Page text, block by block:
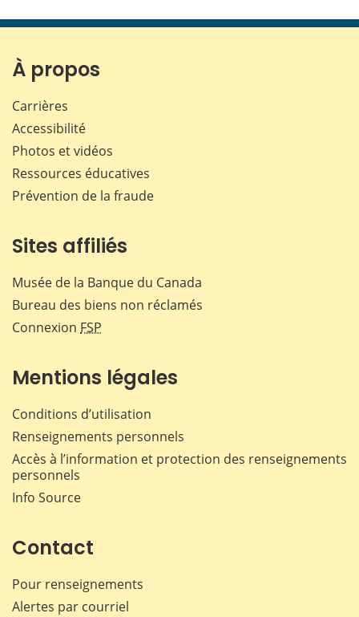
À propos
Carrières
Accessibilité
Photos et vidéos
Ressources éducatives
Prévention de la fraude
Sites affiliés
Musée de la Banque du Canada
Bureau des biens non réclamés
Connexion FSP
Mentions légales
Conditions d’utilisation
Renseignements personnels
Accès à l’information et protection des renseignements
personnels
Info Source
Contact
Pour renseignements
Alertes par courriel